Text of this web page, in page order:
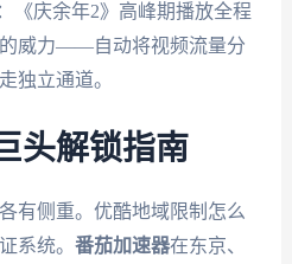
《庆余年2》高峰期播放全程
威力——自动将视频流量分
独立通道。
头解锁指南
有侧重。优酷地域限制怎么
系统。 番茄加速器在东京、